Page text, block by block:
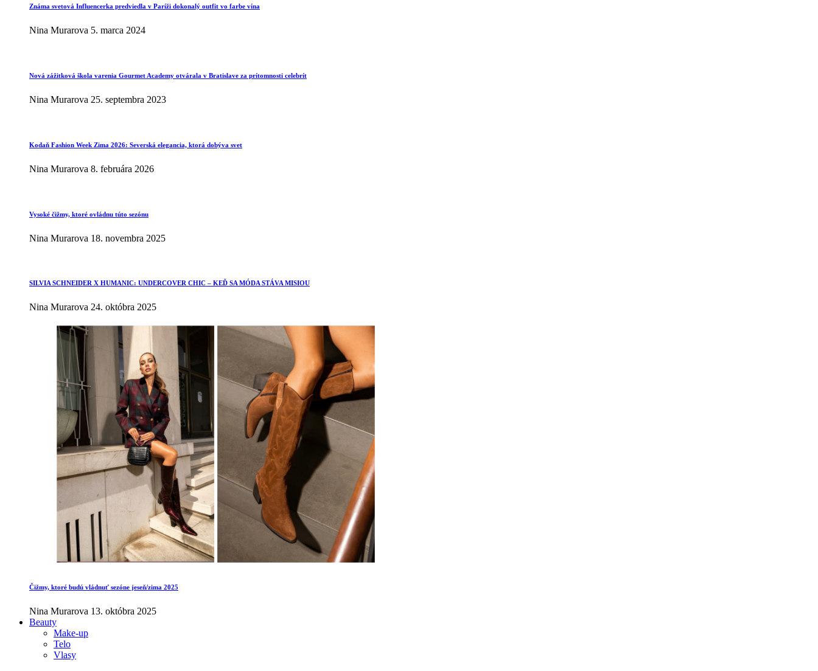
Známa svetová Influencerka predviedla v Paríži dokonalý outfit vo farbe vína
Nina Murarova 5. marca 2024
Nová zážitková škola varenia Gourmet Academy otvárala v Bratislave za prítomnosti celebrít
Nina Murarova 25. septembra 2023
Kodaň Fashion Week Zima 2026: Severská elegancia, ktorá dobýva svet
Nina Murarova 8. februára 2026
Vysoké čižmy, ktoré ovládnu túto sezónu
Nina Murarova 18. novembra 2025
SILVIA SCHNEIDER X HUMANIC: UNDERCOVER CHIC – KEĎ SA MÓDA STÁVA MISIOU
Nina Murarova 24. októbra 2025
Čižmy, ktoré budú vládnuť sezóne jeseň/zima 2025
Nina Murarova 13. októbra 2025
Beauty
Make-up
Telo
Vlasy